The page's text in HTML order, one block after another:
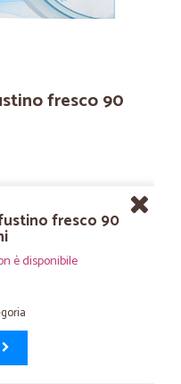
fresco 90
fresco 90
è disponibile